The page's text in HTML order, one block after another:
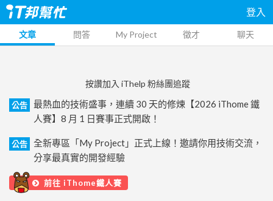
登入
文章 問答 My Project 徵才 聊天
按讚加入 iThelp 粉絲團追蹤
公告
最熱血的技術盛事，連續 30 天的修煉【2026 iThome 鐵
人賽】8 月 1 日賽事正式開啟！
公告
全新專區「My Project」正式上線！邀請你用技術交流，
分享最真實的開發經驗
前往 iThome鐵人賽